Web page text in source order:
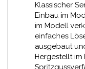
Klassischer
Einbau im
im Modell
einfaches
ausgebaut
Hergestellt im